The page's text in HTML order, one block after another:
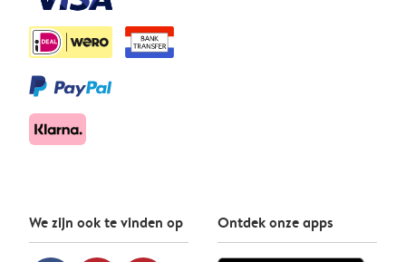
We zijn ook te vinden op Ontdek onze apps